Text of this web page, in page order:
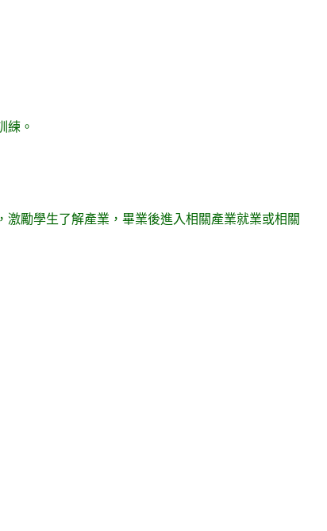
練。
勵學生了解產業，畢業後進入相關產業就業或相關